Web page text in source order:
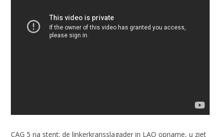
CAG 5 na stent: de linkerkransslagader in LAO opname, u ziet